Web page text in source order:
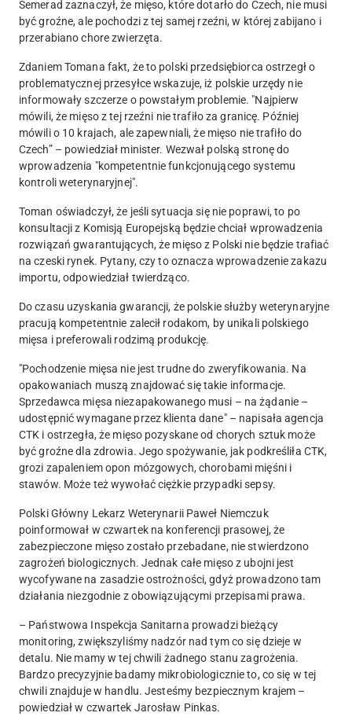
Semerad zaznaczył, że mięso, które dotarło do Czech, nie musi
być groźne, ale pochodzi z tej samej rzeźni, w której zabijano i
przerabiano chore zwierzęta.
Zdaniem Tomana fakt, że to polski przedsiębiorca ostrzegł o
problematycznej przesyłce wskazuje, iż polskie urzędy nie
informowały szczerze o powstałym problemie. "Najpierw
mówili, że mięso z tej rzeźni nie trafiło za granicę. Później
mówili o 10 krajach, ale zapewniali, że mięso nie trafiło do
Czech” – powiedział minister. Wezwał polską stronę do
wprowadzenia "kompetentnie funkcjonującego systemu
kontroli weterynaryjnej".
Toman oświadczył, że jeśli sytuacja się nie poprawi, to po
konsultacji z Komisją Europejską będzie chciał wprowadzenia
rozwiązań gwarantujących, że mięso z Polski nie będzie trafiać
na czeski rynek. Pytany, czy to oznacza wprowadzenie zakazu
importu, odpowiedział twierdząco.
Do czasu uzyskania gwarancji, że polskie służby weterynaryjne
pracują kompetentnie zalecił rodakom, by unikali polskiego
mięsa i preferowali rodzimą produkcję.
"Pochodzenie mięsa nie jest trudne do zweryfikowania. Na
opakowaniach muszą znajdować się takie informacje.
Sprzedawca mięsa niezapakowanego musi – na żądanie –
udostępnić wymagane przez klienta dane" – napisała agencja
CTK i ostrzegła, że mięso pozyskane od chorych sztuk może
być groźne dla zdrowia. Jego spożywanie, jak podkreśliła CTK,
grozi zapaleniem opon mózgowych, chorobami mięśni i
stawów. Może też wywołać ciężkie przypadki sepsy.
Polski Główny Lekarz Weterynarii Paweł Niemczuk
poinformował w czwartek na konferencji prasowej, że
zabezpieczone mięso zostało przebadane, nie stwierdzono
zagrożeń biologicznych. Jednak całe mięso z ubojni jest
wycofywane na zasadzie ostrożności, gdyż prowadzono tam
działania niezgodnie z obowiązującymi przepisami prawa.
– Państwowa Inspekcja Sanitarna prowadzi bieżący
monitoring, zwiększyliśmy nadzór nad tym co się dzieje w
detalu. Nie mamy w tej chwili żadnego stanu zagrożenia.
Bardzo precyzyjnie badamy mikrobiologicznie to, co się w tej
chwili znajduje w handlu. Jesteśmy bezpiecznym krajem –
powiedział w czwartek Jarosław Pinkas.